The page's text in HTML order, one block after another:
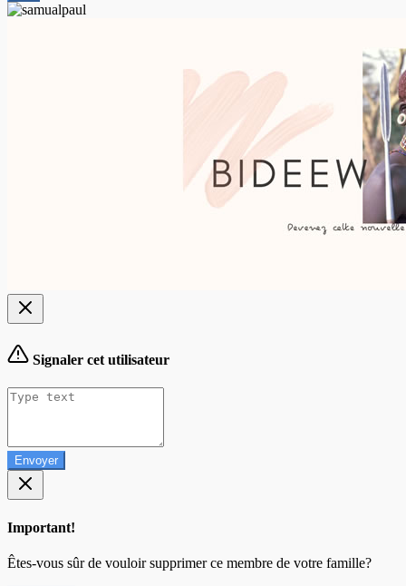
Signaler cet utilisateur
Envoyer
Important!
Êtes-vous sûr de vouloir supprimer ce membre de votre famille?